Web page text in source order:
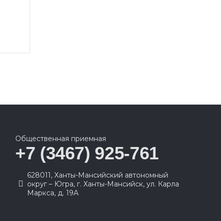
Общественная приемная
+7 (3467) 925-761
628011, Ханты-Мансийский автономный
округ – Югра, г. Ханты-Мансийск, ул. Карла
Маркса, д. 19А